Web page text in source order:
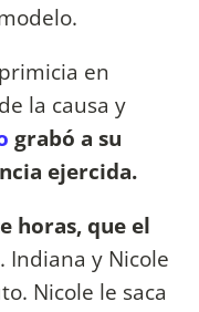
en
la causa y
grabó a su
ejercida.
horas, que el
. Indiana y Nicole
Nicole le saca